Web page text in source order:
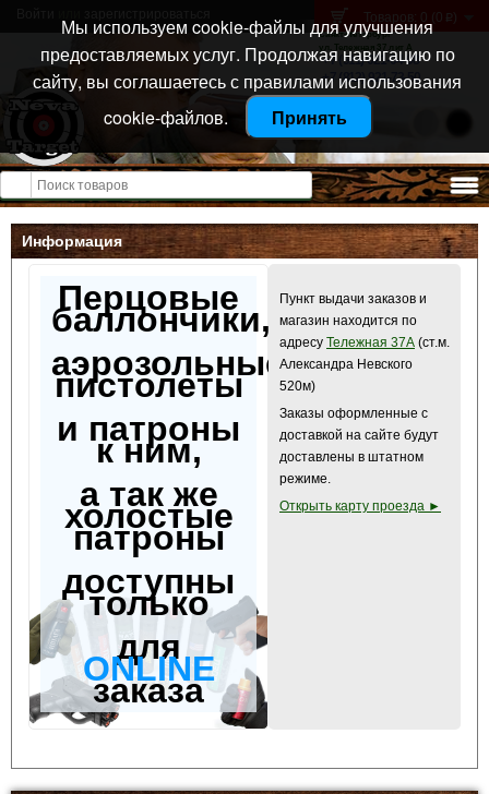
Санкт-Петербург
ул. Тележная 37 лит А
+7 (911) 021-04-08
+7 (812) 921-73-50
Товаров: 0 (0 p )
Открыть меню
Информация
Перцовые
баллончики,
аэрозольные
пистолеты
и патроны
к ним,
а так же
холостые
патроны
доступны
только
для
ONLINE
заказа
Пункт выдачи заказов и
магазин находится по
адресу Тележная 37А (ст.м.
Александра Невского
520м)
Заказы оформленные с
доставкой на сайте будут
доставлены в штатном
режиме.
Открыть карту проезда ►
Мы используем cookie-файлы для улучшения
предоставляемых услуг. Продолжая навигацию по
сайту, вы соглашаетесь с правилами использования
cookie-файлов.
Принять